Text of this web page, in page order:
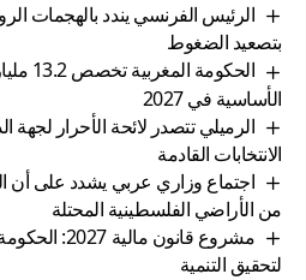
الرئيس الفرنسي يندد بالهجمات
بتصعيد الضغوط
الأساسية في 2027
الرميلي تتصدر لائحة الأحرار
الانتخابات القادمة
اجتماع وزاري عربي يشدد على أن
من الأراضي الفلسطينية المحتلة
مشروع قانون
لتحقيق التنمية